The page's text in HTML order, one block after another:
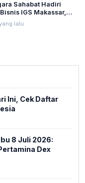
Sahabat Hadiri
IGS Makassar,
Tawarkan Investasi
Untia
lalu
Ini, Cek Daftar
8 Juli 2026:
Dex